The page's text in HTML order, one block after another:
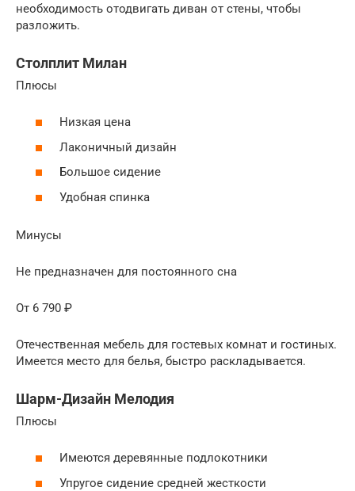
необходимость отодвигать диван от стены, чтобы
разложить.
Столплит Милан
Плюсы
Низкая цена
Лаконичный дизайн
Большое сидение
Удобная спинка
Минусы
Не предназначен для постоянного сна
От 6 790 ₽
Отечественная мебель для гостевых комнат и гостиных.
Имеется место для белья, быстро раскладывается.
Шарм-Дизайн Мелодия
Плюсы
Имеются деревянные подлокотники
Упругое сидение средней жесткости